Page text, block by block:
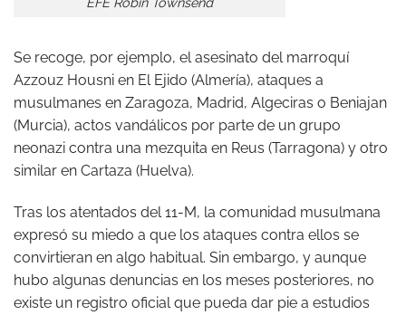
Se recoge, por ejemplo, el asesinato del marroquí
Azzouz Housni en El Ejido (Almería), ataques a
musulmanes en Zaragoza, Madrid, Algeciras o Beniajan
(Murcia), actos vandálicos por parte de un grupo
neonazi contra una mezquita en Reus (Tarragona) y otro
similar en Cartaza (Huelva).
Tras los atentados del 11-M, la comunidad musulmana
expresó su miedo a que los ataques contra ellos se
convirtieran en algo habitual. Sin embargo, y aunque
hubo algunas denuncias en los meses posteriores, no
existe un registro oficial que pueda dar pie a estudios